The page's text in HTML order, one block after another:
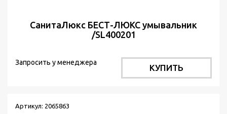
СанитаЛюкс БЕСТ-ЛЮКС умывальник
/SL400201
Запросить у менеджера
КУПИТЬ
Артикул: 2065863